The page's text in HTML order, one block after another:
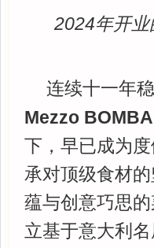
2024年开业
连续十一年
Mezzo
下，早已成为
承对顶级食材
蕴与创意巧思
立基于意大利